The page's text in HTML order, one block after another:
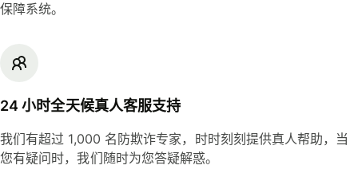
保障系统。
24 小时全天候真人客服支持
我们有超过 1,000 名防欺诈专家，时时刻刻提供真人帮助，当
您有疑问时，我们随时为您答疑解惑。